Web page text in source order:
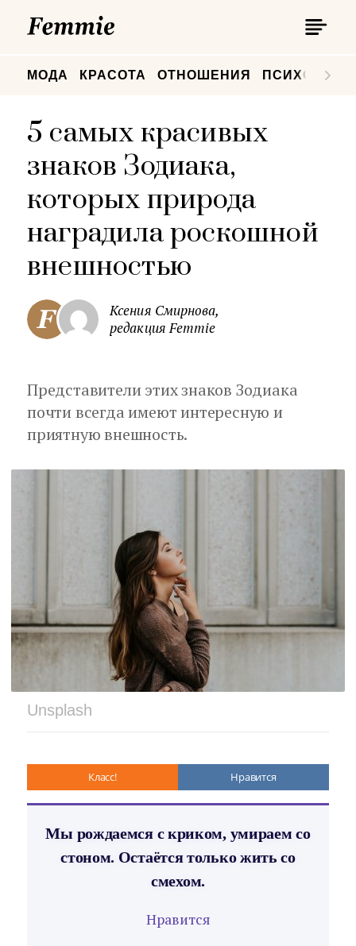
МОДА КРАСОТА ОТНОШЕНИЯ
5 самых красивых
знаков Зодиака,
которых природа
наградила роскошной
внешностью
Ксения Смирнова,
редакция Femmie
Представители этих знаков Зодиака
почти всегда имеют интересную и
приятную внешность.
Unsplash
Класс! Нравится
Мы рождаемся с криком, умираем со
стоном. Остаётся только жить со
смехом.
Нравится